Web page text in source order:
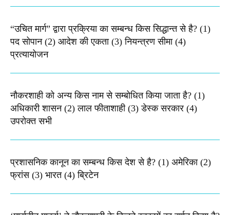
“उचित मार्ग” द्वारा प्रक्रिया का सम्बन्ध किस सिद्धान्त से है? (1)
पद सोपान (2) आदेश की एकता (3) नियन्त्रण सीमा (4)
प्रत्यायोजन
नौकरशाही को अन्य किस नाम से सम्बोधित किया जाता है? (1)
अधिकारी शासन (2) लाल फीताशाही (3) डेस्क सरकार (4)
उपरोक्त सभी
प्रशासनिक कानून का सम्बन्ध किस देश से है? (1) अमेरिका (2)
फ्रांस (3) भारत (4) ब्रिटेन